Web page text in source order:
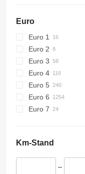
Euro
Euro 1
Euro 2
Euro 3
Euro 4
Euro 5
Euro 6
Euro 7
Km-Stand
–